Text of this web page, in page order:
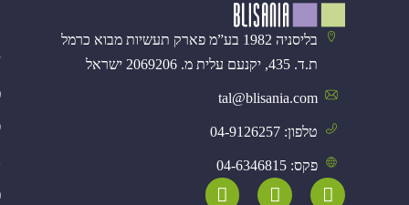
בליסניה 1982 בע”מ פארק תעשיות מבוא כרמל
ת.ד. 435, יקנעם עלית מ. 2069206 ישראל
tal@blisania.com‏
טלפון: 04-9126257
פקס: 04-6346815